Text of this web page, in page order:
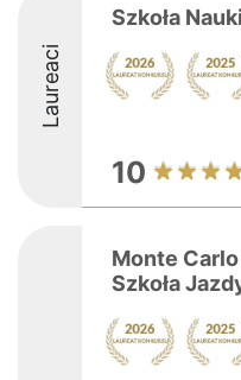
Laureaci
Szkoła
10
Monte
Szkoła